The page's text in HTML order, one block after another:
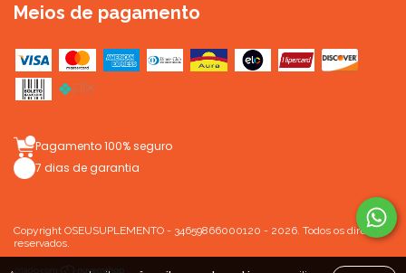
Meios de pagamento
Pagamento 100% seguro
7 dias de garantia
Copyright OSEUSUPLEMENTO - 34659866000120 - 2026. Todos os direitos
reservados.